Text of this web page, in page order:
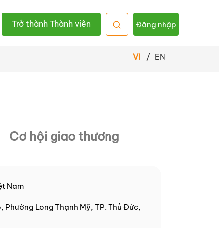
Trở thành Thành viên Đăng nhập
VI / EN
Cơ hội giao thương
Nam
Phường Long Thạnh Mỹ, TP. Thủ Đức,